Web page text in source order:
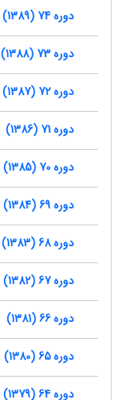
دوره 74 (1389)
دوره 73 (1388)
دوره 72 (1387)
دوره 71 (1386)
دوره 70 (1385)
دوره 69 (1384)
دوره 68 (1383)
دوره 67 (1382)
دوره 66 (1381)
دوره 65 (1380)
دوره 64 (1379)